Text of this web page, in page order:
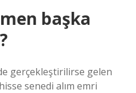
başka
gerçekleştirilirse gelen
senedi alım emri